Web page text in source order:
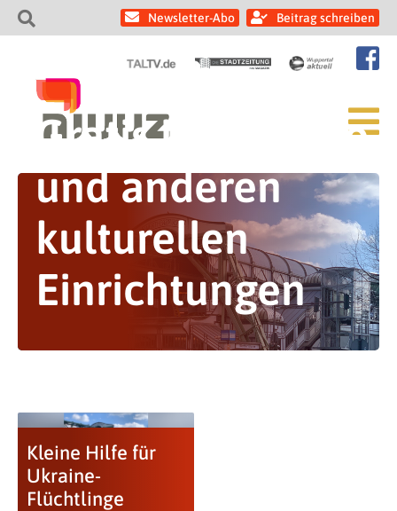
Newsletter-Abo Beitrag schreiben
Gratis in den Zoo
und anderen
kulturellen
Einrichtungen
Kleine Hilfe für
Ukraine-
Flüchtlinge